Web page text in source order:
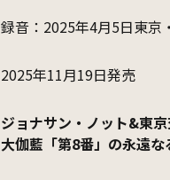
録音：2025年4月5日東京
2025年11月19日発売
ジョナサン・ノット&東
大伽藍「第8番」の永遠な